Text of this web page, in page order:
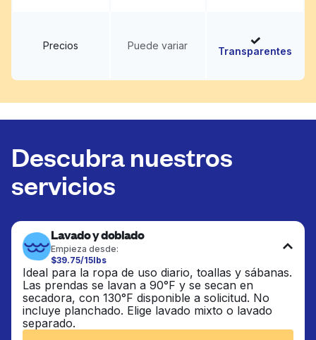
Precios Puede variar Transparentes
Descubra nuestros
servicios
Lavado y doblado
Empieza desde:
$39.75/15lbs
Ideal para la ropa de uso diario, toallas y sábanas.
Las prendas se lavan a 90°F y se secan en
secadora, con 130°F disponible a solicitud. No
incluye planchado. Elige lavado mixto o lavado
separado.